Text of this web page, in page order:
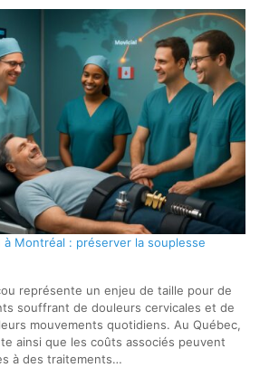
Montréal : préserver la souplesse
représente un enjeu de taille pour de
souffrant de douleurs cervicales et de
mouvements quotidiens. Au Québec,
ainsi que les coûts associés peuvent
à des traitements…